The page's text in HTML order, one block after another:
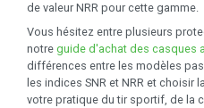
de valeur NRR pour cette gamme.
Vous hésitez entre plusieurs
notre guide d'achat des casques
différences entre les modèles
les indices SNR et NRR et choisir
votre pratique du tir sportif, de la